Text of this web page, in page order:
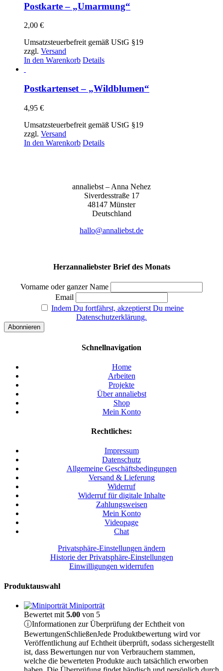
Postkarte – „Umarmung“
2,00 €
Umsatzsteuerbefreit gemäß UStG §19
zzgl. Versand
In den Warenkorb Details
Postkartenset – „Wildblumen“
4,95 €
Umsatzsteuerbefreit gemäß UStG §19
zzgl. Versand
In den Warenkorb Details
anna­liebst – Anna Nehez
Sive­r­des­stra­ße 17
48147 Müns­ter
Deutsch­land
hallo@annaliebst.de
Herzannaliebster Brief des Monats
Vorname oder ganzer Name
Email
Indem Du fortfährst, akzeptierst Du meine
Datenschutzerklärung.
Schnellnavigation
Home
Arbeiten
Projekte
Über annaliebst
Shop
Mein Konto
Rechtliches:
Impressum
Datenschutz
Allgemeine Geschäftsbedingungen
Versand & Lieferung
Widerruf
Widerruf für digitale Inhalte
Zahlungsweisen
Mein Konto
Videopage
Chat
Privatsphäre-Einstellungen ändern
Historie der Privatsphäre-Einstellungen
Einwilligungen widerrufen
Produktauswahl
Miniporträt
Bewertet mit 5.00 von 5
ⓘInformationen zur Überprüfung der Echtheit von
BewertungenSchließenJede Produktbewertung wird vor
Veröffentlichung auf Echtheit überprüft, sodass sichergestellt
ist, dass Bewertungen nur von Verbrauchern stammen,
welche die bewerteten Produkte auch tatsächlich erworben